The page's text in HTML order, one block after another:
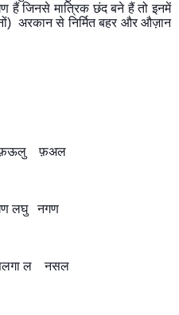
जिनसे मात्रिक छंद बने हैं तो इनमें
अरकान से निर्मित बहर और औज़ान
फ़अल
सगण लघु   नगण
सलगा ल    नसल